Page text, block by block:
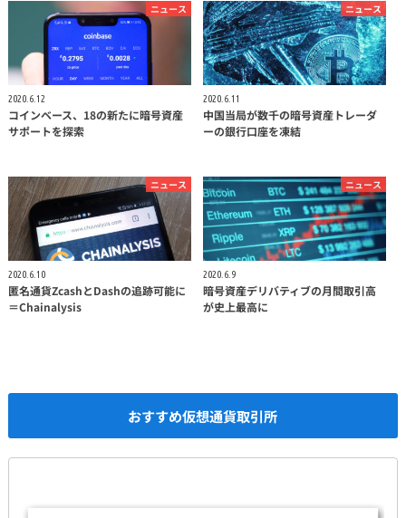
ニュース
2020.6.12
コインベース、18の新たに暗号資産
サポートを探索
ニュース
2020.6.11
中国当局が数千の暗号資産トレーダ
ーの銀行口座を凍結
ニュース
2020.6.10
匿名通貨ZcashとDashの追跡可能に
＝Chainalysis
ニュース
2020.6.9
暗号資産デリバティブの月間取引高
が史上最高に
おすすめ仮想通貨取引所